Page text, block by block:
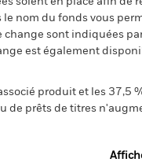
le nom du fonds vous
change sont indiquées
est également
produit et les 37,5
de prêts de titres